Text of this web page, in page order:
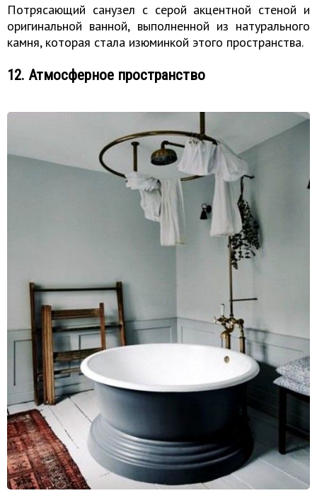
Потрясающий санузел с серой акцентной стеной и
оригинальной ванной, выполненной из натурального
камня, которая стала изюминкой этого пространства.
12. Атмосферное пространство